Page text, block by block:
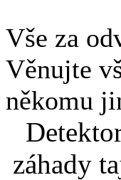
Vše za
Věnujte
někomu
záhady